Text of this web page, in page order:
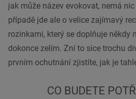
jak může název evokovat, nemá
případě jde ale o velice zajímavý
rozinkami, který se doplňuje někdy
dokonce zelím. Zní to sice trochu
prvním ochutnání zjistíte, jak je
CO BUDETE